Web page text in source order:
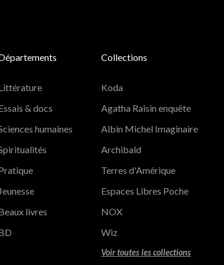
& docs
humaines
Jeunesse
livres
Collections
Koda
Agatha Raisin enquête
Albin Michel Imaginaire
Archibald
Terres d'Amérique
Espaces Libres Poche
NOX
Wiz
Voir toutes les collections